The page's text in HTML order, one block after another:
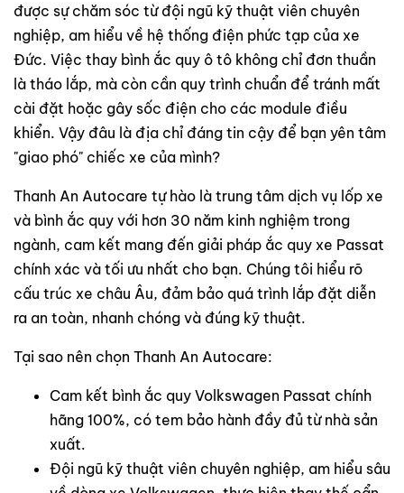
được sự chăm sóc từ đội ngũ kỹ thuật viên chuyên
nghiệp, am hiểu về hệ thống điện phức tạp của xe
Đức. Việc thay bình ắc quy ô tô không chỉ đơn thuần
là tháo lắp, mà còn cần quy trình chuẩn để tránh mất
cài đặt hoặc gây sốc điện cho các module điều
khiển. Vậy đâu là địa chỉ đáng tin cậy để bạn yên tâm
"giao phó" chiếc xe của mình?
Thanh An Autocare tự hào là trung tâm dịch vụ lốp xe
và bình ắc quy với hơn 30 năm kinh nghiệm trong
ngành, cam kết mang đến giải pháp ắc quy xe Passat
chính xác và tối ưu nhất cho bạn. Chúng tôi hiểu rõ
cấu trúc xe châu Âu, đảm bảo quá trình lắp đặt diễn
ra an toàn, nhanh chóng và đúng kỹ thuật.
Tại sao nên chọn Thanh An Autocare:
Cam kết bình ắc quy Volkswagen Passat chính
hãng 100%, có tem bảo hành đầy đủ từ nhà sản
xuất.
Đội ngũ kỹ thuật viên chuyên nghiệp, am hiểu sâu